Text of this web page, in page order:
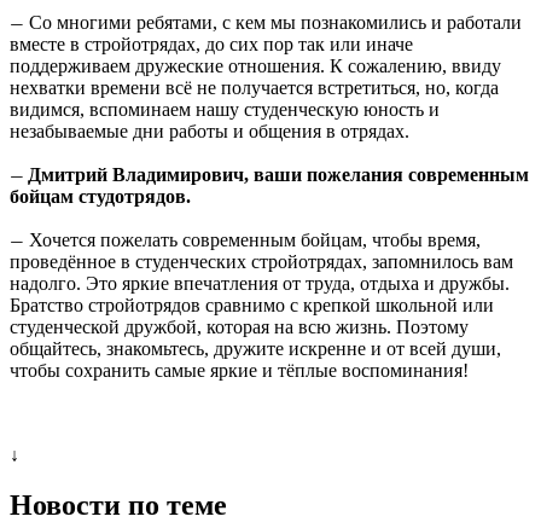
— Со многими ребятами, с кем мы познакомились и работали
вместе в стройотрядах, до сих пор так или иначе
поддерживаем дружеские отношения. К сожалению, ввиду
нехватки времени всё не получается встретиться, но, когда
видимся, вспоминаем нашу студенческую юность и
незабываемые дни работы и общения в отрядах.
— Дмитрий Владимирович, ваши пожелания современным
бойцам студотрядов.
— Хочется пожелать современным бойцам, чтобы время,
проведённое в студенческих стройотрядах, запомнилось вам
надолго. Это яркие впечатления от труда, отдыха и дружбы.
Братство стройотрядов сравнимо с крепкой школьной или
студенческой дружбой, которая на всю жизнь. Поэтому
общайтесь, знакомьтесь, дружите искренне и от всей души,
чтобы сохранить самые яркие и тёплые воспоминания!
↓
Новости по теме